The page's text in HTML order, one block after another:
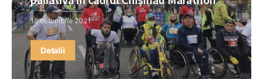
18 octombrie 2021
Detalii